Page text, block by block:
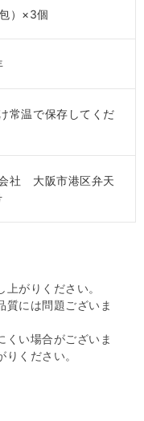
）×3個
常温で保存してくだ
社 大阪市港区弁天
がりください。
質には問題ございま
くい場合がございま
ください。